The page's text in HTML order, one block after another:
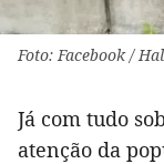
Foto: Facebook /
Já com tudo
atenção da